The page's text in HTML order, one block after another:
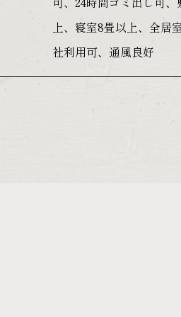
上、寝室8畳以上、全居
社利用可、通風良好